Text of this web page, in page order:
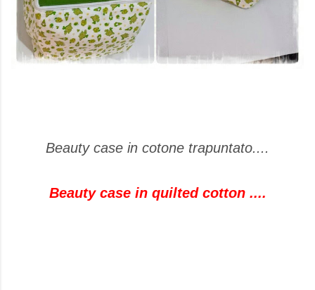
Beauty case in cotone trapuntato....
Beauty case in quilted cotton ....